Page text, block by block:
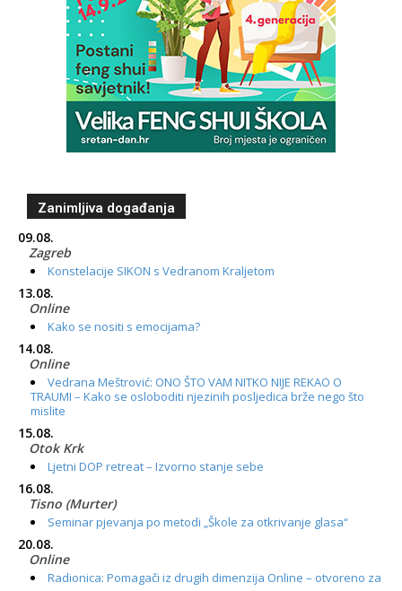
Zanimljiva događanja
09.08.
Zagreb
Konstelacije SIKON s Vedranom Kraljetom
13.08.
Online
Kako se nositi s emocijama?
14.08.
Online
Vedrana Meštrović: ONO ŠTO VAM NITKO NIJE REKAO O
TRAUMI – Kako se osloboditi njezinih posljedica brže nego što
mislite
15.08.
Otok Krk
Ljetni DOP retreat – Izvorno stanje sebe
16.08.
Tisno (Murter)
Seminar pjevanja po metodi „Škole za otkrivanje glasa“
20.08.
Online
Radionica: Pomagači iz drugih dimenzija Online – otvoreno za